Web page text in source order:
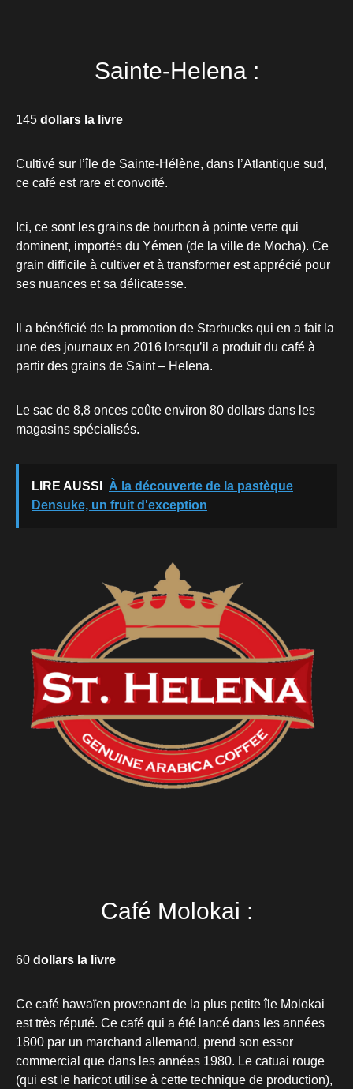
Sainte-Helena :
145 dollars la livre
Cultivé sur l’île de Sainte-Hélène, dans l’Atlantique sud,
ce café est rare et convoité.
Ici, ce sont les grains de bourbon à pointe verte qui
dominent, importés du Yémen (de la ville de Mocha). Ce
grain difficile à cultiver et à transformer est apprécié pour
ses nuances et sa délicatesse.
Il a bénéficié de la promotion de Starbucks qui en a fait la
une des journaux en 2016 lorsqu’il a produit du café à
partir des grains de Saint – Helena.
Le sac de 8,8 onces coûte environ 80 dollars dans les
magasins spécialisés.
LIRE AUSSI
À la découverte de la pastèque
Densuke, un fruit d'exception
Café Molokai :
60 dollars la livre
Ce café hawaïen provenant de la plus petite île Molokai
est très réputé. Ce café qui a été lancé dans les années
1800 par un marchand allemand, prend son essor
commercial que dans les années 1980. Le catuai rouge
(qui est le haricot utilise à cette technique de production),